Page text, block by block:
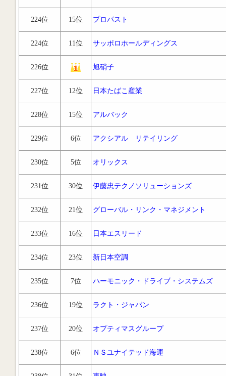
224位 15位 プロパスト
224位 11位 サッポロホールディングス
226位 旭硝子
227位 12位 日本たばこ産業
228位 15位 アルバック
229位 6位 アクシアル リテイリング
230位 5位 オリックス
231位 30位 伊藤忠テクノソリューションズ
232位 21位 グローバル・リンク・マネジメント
233位 16位 日本エスリード
234位 23位 新日本空調
235位 7位 ハーモニック・ドライブ・システムズ
236位 19位 ラクト・ジャパン
237位 20位 オプティマスグループ
238位 6位 ＮＳユナイテッド海運